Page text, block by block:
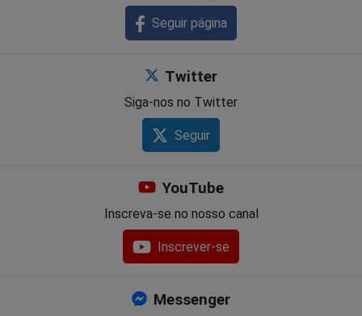
Seguir página
Twitter
Siga-nos no Twitter
Seguir
YouTube
Inscreva-se no nosso canal
Inscrever-se
Messenger